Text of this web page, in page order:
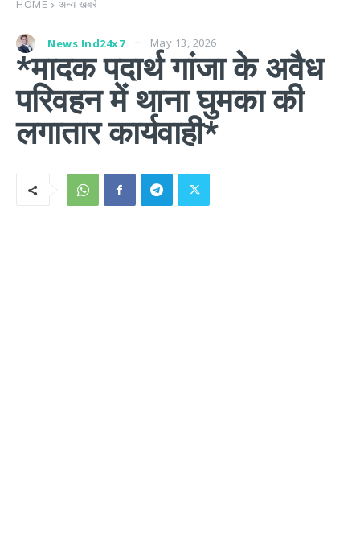
HOME अन्य खबरे
News Ind24x7 May 13, 2026
*मादक पदार्थ गांजा के अवैध
परिवहन में थाना घुमका की
लगातार कार्यवाही*